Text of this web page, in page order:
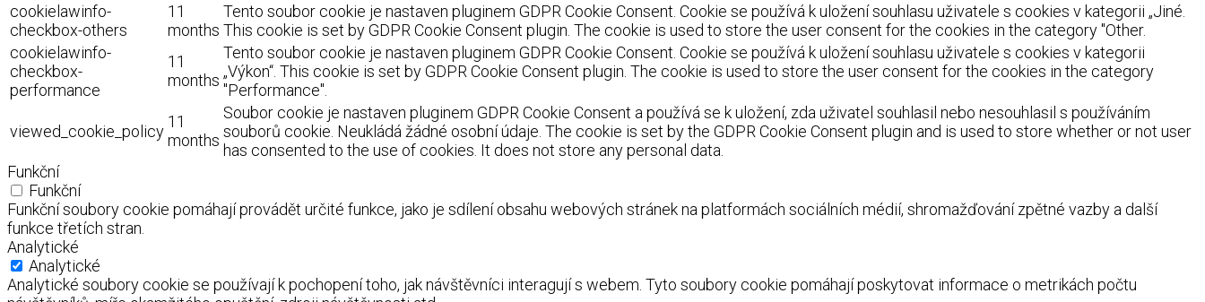
cookielawinfo-
checkbox-others
11
months
Tento soubor cookie je nastaven pluginem GDPR Cookie Consent. Cookie se používá k uložení souhlasu uživatele s cookies v kategorii „Jiné.
This cookie is set by GDPR Cookie Consent plugin. The cookie is used to store the user consent for the cookies in the category "Other.
cookielawinfo-
checkbox-
performance
11
months
Tento soubor cookie je nastaven pluginem GDPR Cookie Consent. Cookie se používá k uložení souhlasu uživatele s cookies v kategorii
„Výkon“. This cookie is set by GDPR Cookie Consent plugin. The cookie is used to store the user consent for the cookies in the category
"Performance".
viewed_cookie_policy
11
months
Soubor cookie je nastaven pluginem GDPR Cookie Consent a používá se k uložení, zda uživatel souhlasil nebo nesouhlasil s používáním
souborů cookie. Neukládá žádné osobní údaje. The cookie is set by the GDPR Cookie Consent plugin and is used to store whether or not user
has consented to the use of cookies. It does not store any personal data.
Funkční
Funkční
Funkční soubory cookie pomáhají provádět určité funkce, jako je sdílení obsahu webových stránek na platformách sociálních médií, shromažďování zpětné vazby a další
funkce třetích stran.
Analytické
Analytické
Analytické soubory cookie se používají k pochopení toho, jak návštěvníci interagují s webem. Tyto soubory cookie pomáhají poskytovat informace o metrikách počtu